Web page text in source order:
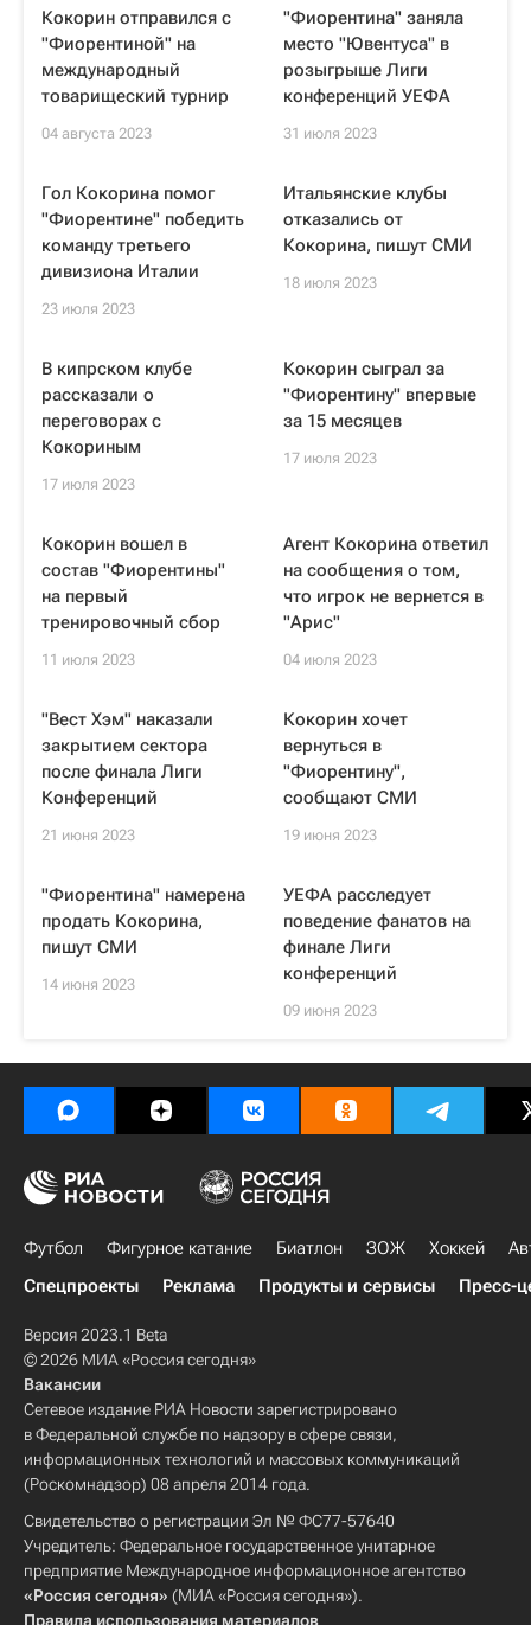
Кокорин отправился с
"Фиорентиной" на
международный
товарищеский турнир
04 августа 2023
"Фиорентина" заняла
место "Ювентуса" в
розыгрыше Лиги
конференций УЕФА
31 июля 2023
Гол Кокорина помог
"Фиорентине" победить
команду третьего
дивизиона Италии
23 июля 2023
Итальянские клубы
отказались от
Кокорина, пишут СМИ
18 июля 2023
В кипрском клубе
рассказали о
переговорах с
Кокориным
17 июля 2023
Кокорин сыграл за
"Фиорентину" впервые
за 15 месяцев
17 июля 2023
Кокорин вошел в
состав "Фиорентины"
на первый
тренировочный сбор
11 июля 2023
Агент Кокорина ответил
на сообщения о том,
что игрок не вернется в
"Арис"
04 июля 2023
"Вест Хэм" наказали
закрытием сектора
после финала Лиги
Конференций
21 июня 2023
Кокорин хочет
вернуться в
"Фиорентину",
сообщают СМИ
19 июня 2023
"Фиорентина" намерена
продать Кокорина,
пишут СМИ
14 июня 2023
УЕФА расследует
поведение фанатов на
финале Лиги
конференций
09 июня 2023
Футбол Фигурное катание Биатлон ЗОЖ Хоккей
Спецпроекты
Реклама Продукты и сервисы Пресс-
Версия 2023.1 Beta
© 2026 МИА «Россия сегодня»
Вакансии
Сетевое издание РИА Новости зарегистрировано
в Федеральной службе по надзору в сфере связи,
информационных технологий и массовых коммуникаций
(Роскомнадзор) 08 апреля 2014 года.
Свидетельство о регистрации Эл № ФС77-57640
Учредитель: Федеральное государственное унитарное
предприятие Международное информационное агентство
«Россия сегодня» (МИА «Россия сегодня»).
Правила использования материалов